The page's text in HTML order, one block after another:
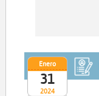
2024
Enero
31